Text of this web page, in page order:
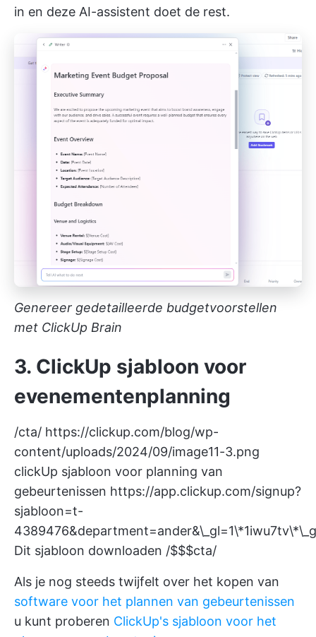
in en deze AI-assistent doet de rest.
Genereer gedetailleerde budgetvoorstellen
met ClickUp Brain
3. ClickUp sjabloon voor
evenementenplanning
/cta/ https://clickup.com/blog/wp-
content/uploads/2024/09/image11-3.png
clickUp sjabloon voor planning van
gebeurtenissen https://app.clickup.com/signup?
sjabloon=t-
Dit sjabloon downloaden /$$$cta/
Als je nog steeds twijfelt over het kopen van
software voor het plannen van gebeurtenissen
u kunt proberen ClickUp's sjabloon voor het